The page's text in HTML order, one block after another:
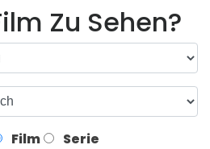
Zu Sehen?
Film Serie